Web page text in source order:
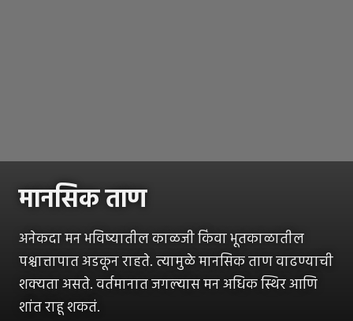
मानसिक ताण
अनेकदा मन भविष्यातील काळजी किंवा भूतकाळातील
पश्चात्तापात अडकून राहते. त्यामुळे मानसिक ताण वाढण्याची
शक्यता असते. वर्तमानात जगल्यास मन अधिक स्थिर आणि
शांत राहू शकतं.